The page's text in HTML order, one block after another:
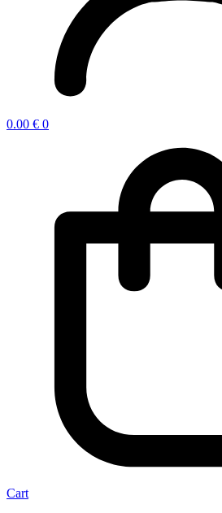
0.00 € 0
Cart